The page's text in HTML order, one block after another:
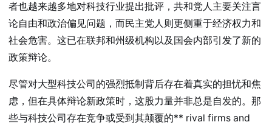
者也越来越多地对科技行业提出批评，共和党人主要关注言
论自由和政治偏见问题，而民主党人则更侧重于经济权力和
社会危害。这已在联邦和州级机构以及国会内部引发了新的
政策辩论。
尽管对大型科技公司的强烈抵制背后存在着真实的担忧和焦
虑，但在具体辩论新政策时，这股力量并非总是自发的。那
些与科技公司存在竞争或受到其颠覆的** rival firms and